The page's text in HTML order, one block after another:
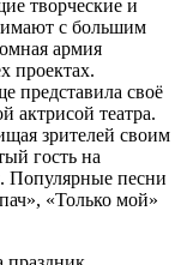
творческие и
с большим
армия
проектах.
представила своё
актрисой театра.
зрителей своим
гость на
Популярные песни
«Только мой»